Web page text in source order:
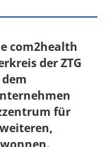
com2health
der ZTG
für